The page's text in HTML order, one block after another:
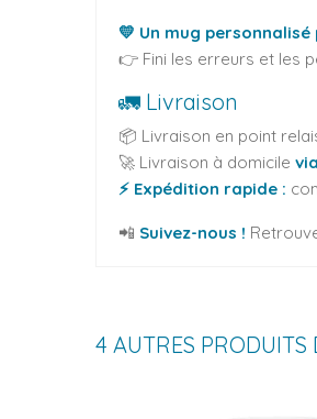
💛 Un mug
👉 Fini les erreurs et les
🚛 Livraison
📦 Livraison en point
🚀 Livraison à domicile
⚡ Expédition rapide :
📲 Suivez-nous !
4 AUTRES PRODUITS